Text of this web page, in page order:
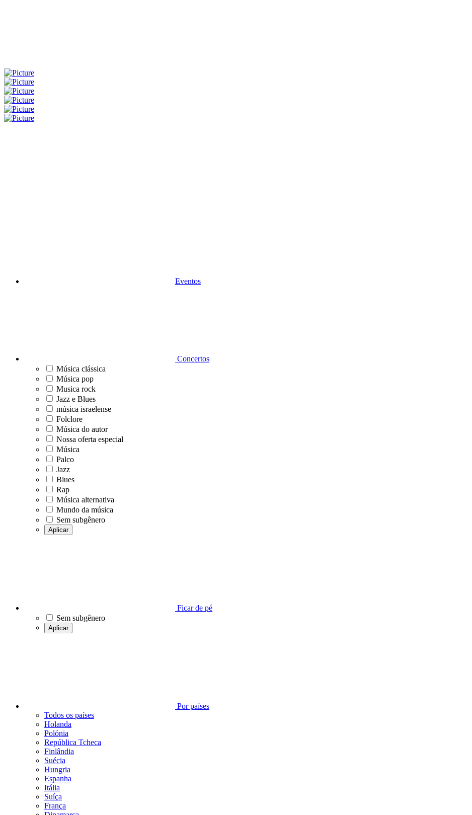
Eventos
Concertos
Música clássica
Música pop
Musica rock
Jazz e Blues
música israelense
Folclore
Música do autor
Nossa oferta especial
Música
Palco
Jazz
Blues
Rap
Música alternativa
Mundo da música
Sem subgênero
Aplicar
Ficar de pé
Sem subgênero
Aplicar
Por países
Todos os países
Holanda
Polónia
República Tcheca
Finlândia
Suécia
Hungria
Espanha
Itália
Suíça
França